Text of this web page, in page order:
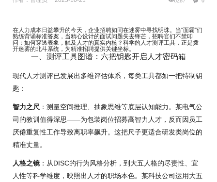
在人力成本日益攀升的今天，企业招聘如同在迷雾中寻找明珠。当“面霸”们
熟练背诵标准答案，当精心设计的面试问题失去锋芒，招聘官们不禁叩
问：如何穿透表象，触及人才的真实内核？科学的人才测评工具，正是拨
开迷雾的北斗系统，为精准招聘提供关键坐标。
一、测评工具图谱：六把钥匙开启人才密码箱
现代人才测评已发展出多维评估体系，每类工具都如一把特制钥
匙：
智力之尺 ：测量空间推理、抽象思维等底层认知能力。某电气公
司的教训值得深思——为包装岗位招募高智力人才，反而因员工
厌倦重复性工作导致离职率飙升。这把尺子更适合研发类岗位的
精准丈量。
人格之镜 ：从DISC的行为风格分析，到大五人格的尽责性、宜
人性等科学维度，映照出人才的职场本色。某科技公司运用大五